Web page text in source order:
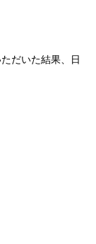
だいた結果、日